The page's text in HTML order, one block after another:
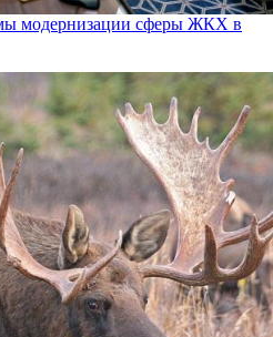
модернизации сферы ЖКХ в